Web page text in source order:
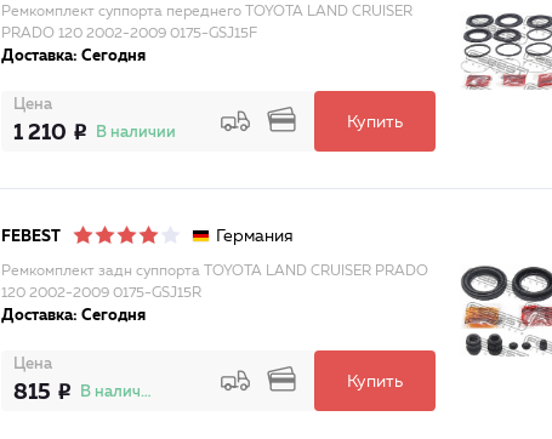
Ремкомплект суппорта переднего TOYOTA LAND CRUISER
PRADO 120 2002-2009 0175-GSJ15F
Доставка: Сегодня
Цена
1 210 В наличии
Купить
FEBEST Германия
Ремкомплект задн суппорта TOYOTA LAND CRUISER PRADO
120 2002-2009 0175-GSJ15R
Доставка: Сегодня
Цена
815 В наличии
Купить